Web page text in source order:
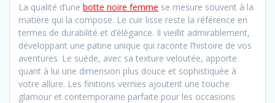
La qualité d’une botte noire femme se mesure souvent à la
matière qui la compose. Le cuir lisse reste la référence en
termes de durabilité et d’élégance. Il vieillit admirablement,
développant une patine unique qui raconte l’histoire de vos
aventures. Le suède, avec sa texture veloutée, apporte
quant à lui une dimension plus douce et sophistiquée à
votre allure. Les finitions vernies ajoutent une touche
glamour et contemporaine parfaite pour les occasions